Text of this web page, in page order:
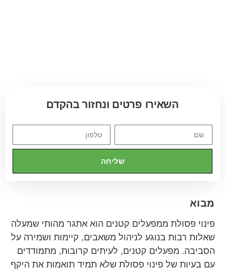
השאירו פרטים ונחזור בהקדם
שליחה
מבוא
פינוי פסולת ממפעלים קטנים הוא אתגר מהותי שמעלה
שאלות רבות בנוגע לניהול משאבים, קיימות ושמירה על
הסביבה. מפעלים קטנים, לעיתים קרובות, מתמודדים
עם בעיות של פינוי פסולת שלא תמיד תואמות את היקף